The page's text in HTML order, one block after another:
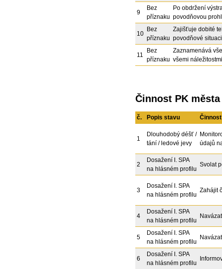
9
Bez
příznaku
Po obdržení
povodňovou
10
Bez
příznaku
Zajišťuje dobité
povodňové
11
Bez
příznaku
Zaznamenává
všemi
Činnost PK
č. Popis stavu Činnost
1
Dlouhodobý déšť /
tání / ledové jevy
údajů
2
Dosažení I. SPA
na hlásném profilu
Svolat
3
Dosažení I. SPA
na hlásném profilu
Zahájit
4
Dosažení I. SPA
na hlásném profilu
5
Dosažení I. SPA
na hlásném profilu
6
Dosažení I. SPA
na hlásném profilu